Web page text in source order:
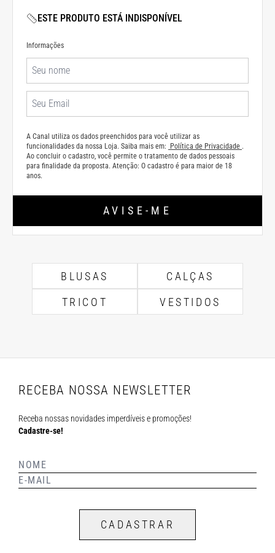
ESTE PRODUTO ESTÁ INDISPONÍVEL
Informações
A Canal utiliza os dados preenchidos para você utilizar as
funcionalidades da nossa Loja. Saiba mais em:
Política de Privacidade .
Ao concluir o cadastro, você permite o tratamento de dados pessoais
para finalidade da proposta. Atenção: O cadastro é para maior de 18
anos.
AVISE-ME
BLUSAS
CALÇAS
TRICOT
VESTIDOS
RECEBA NOSSA NEWSLETTER
Receba nossas novidades imperdíveis e promoções!
Cadastre-se!
CADASTRAR